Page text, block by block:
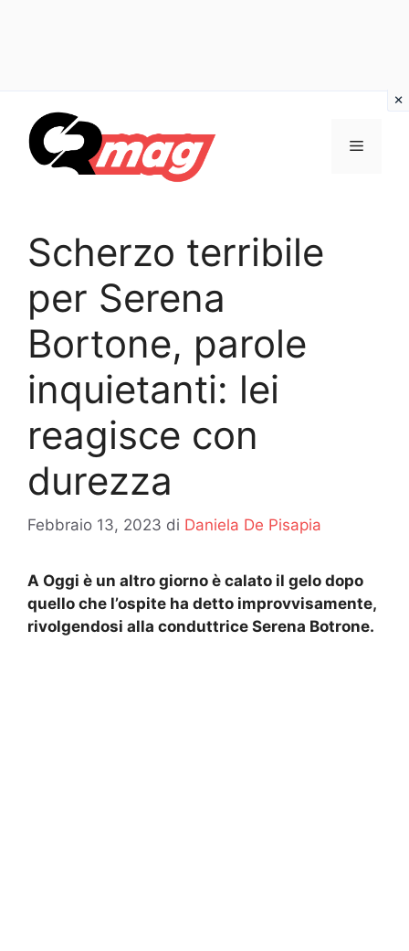
contenuto
Menu
Scherzo terribile
per Serena
Bortone, parole
inquietanti: lei
reagisce con
durezza
Febbraio 13, 2023 di Daniela De Pisapia
A Oggi è un altro giorno è calato il gelo dopo
quello che l’ospite ha detto improvvisamente,
rivolgendosi alla conduttrice Serena Botrone.